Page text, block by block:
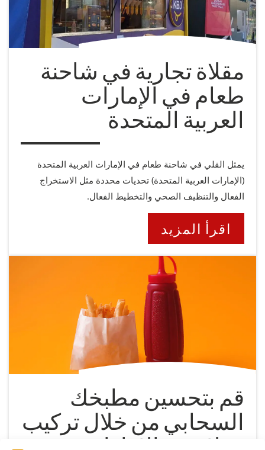
مقلاة تجارية في شاحنة
طعام في الإمارات
العربية المتحدة
يمثل القلي في شاحنة طعام في الإمارات العربية المتحدة
(الإمارات العربية المتحدة) تحديات محددة مثل الاستخراج
الفعال والتنظيف الصحي والتخطيط الفعال.
اقرأ المزيد
قم بتحسين مطبخك
السحابي من خلال تركيب